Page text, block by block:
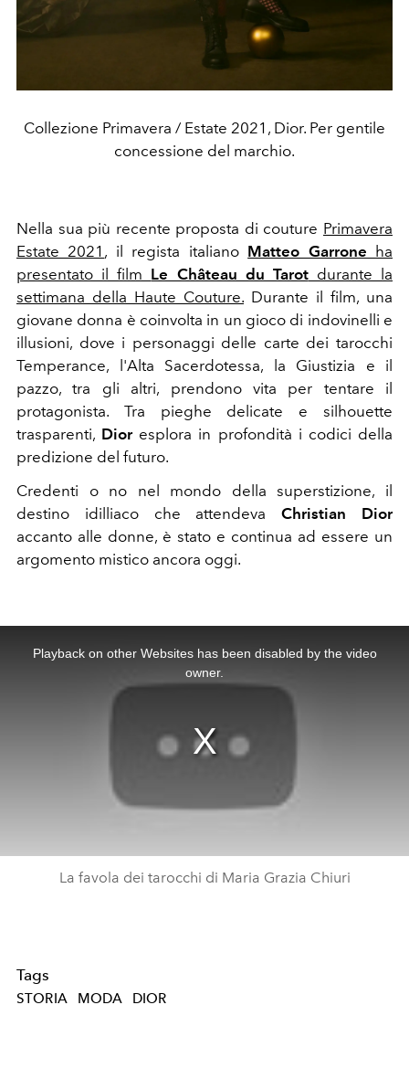
Collezione Primavera / Estate 2021, Dior. Per gentile
concessione del marchio.
Nella sua più recente proposta di couture Primavera
Estate 2021 , il regista italiano Matteo Garrone ha
presentato il film Le Château du Tarotdurante la
settimana della Haute Couture. Durante il film, una
giovane donna è coinvolta in un gioco di indovinelli e
illusioni, dove i personaggi delle carte dei tarocchi
Temperance, l'Alta Sacerdotessa, la Giustizia e il
pazzo, tra gli altri, prendono vita per tentare il
protagonista. Tra pieghe delicate e silhouette
trasparenti, Dioresplora in profondità i codici della
predizione del futuro.
Credenti o no nel mondo della superstizione, il
destino idilliaco che attendevaChristian Dior
accanto alle donne, è stato e continua ad essere un
argomento mistico ancora oggi.
Playback on other Websites has been disabled by the video
owner.
La favola dei tarocchi di Maria Grazia Chiuri
Tags
STORIA MODA DIOR